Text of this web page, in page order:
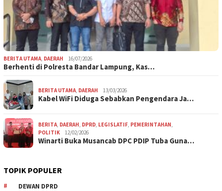
BERITA UTAMA DAERAH 16/07/2026
Berhenti di Polresta Bandar Lampung, Kas…
BERITA UTAMA DAERAH 13/03/2026
Kabel WiFi Diduga Sebabkan Pengendara Ja…
BERITA DAERAH DPRD LEGISLATIF PEMERINTAHAN
POLITIK
12/02/2026
Winarti Buka Musancab DPC PDIP Tuba Guna…
TOPIK POPULER
DEWAN DPRD